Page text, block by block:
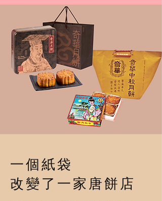
一個紙袋
​改變了一家唐餅店